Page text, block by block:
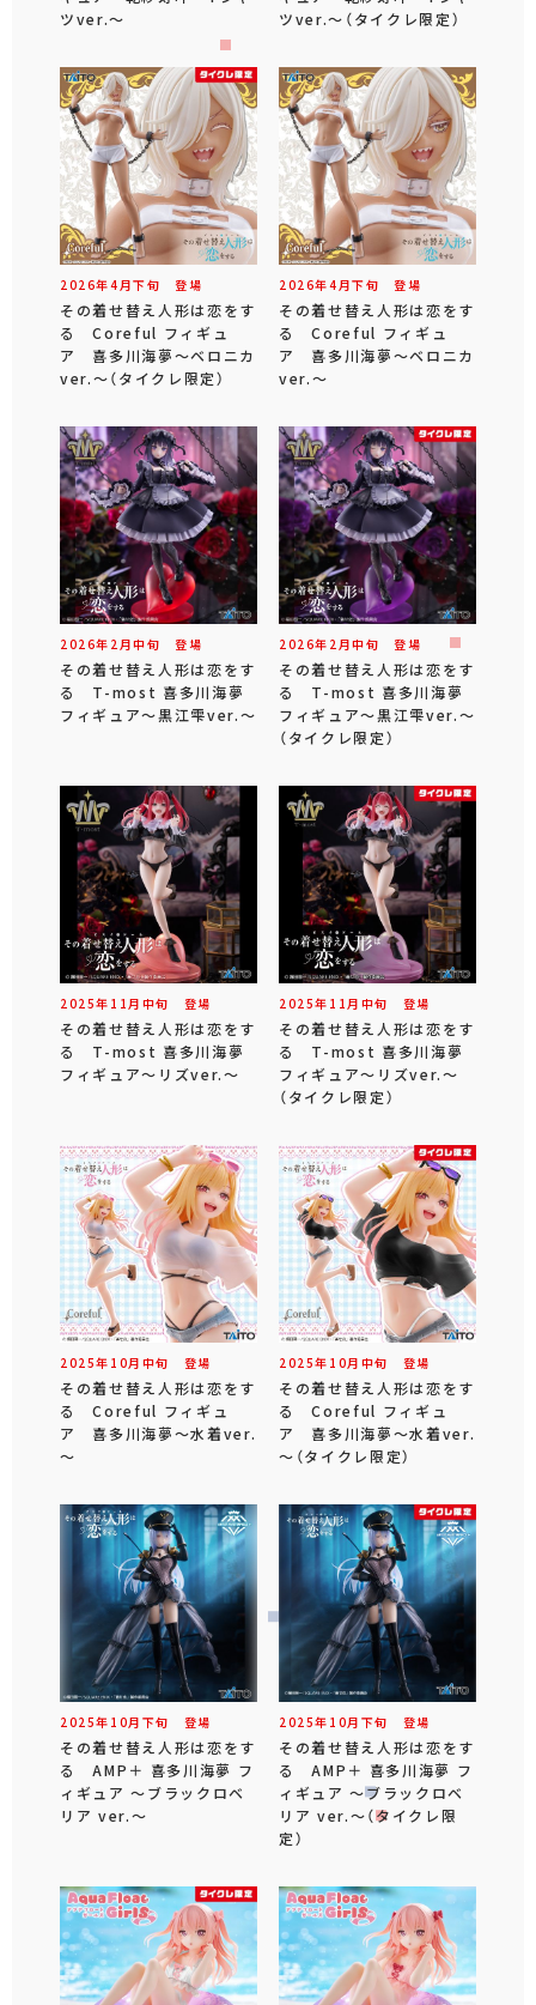
ツver.～
ツver.～（タイクレ限定）
2026年4 月下旬 登場
その着せ替え人形は恋をす
る Coreful フィギュ
ア 喜多川海夢～ベロニカ
ver.～（タイクレ限定）
2026年4 月下旬 登場
その着せ替え人形は恋をす
る Coreful フィギュ
ア 喜多川海夢～ベロニカ
ver.～
2026年 2 月中旬 登場
その着せ替え人形は恋をす
る T-most 喜多川海夢
フィギュア～黒江雫ver.～
2026年 2 月中旬 登場
その着せ替え人形は恋をす
る T-most 喜多川海夢
フィギュア～黒江雫ver.～
（タイクレ限定）
2025年 11 月 中旬 登場
その着せ替え人形は恋をす
る T-most 喜多川海夢
フィギュア～リズver.～
2025年 11 月 中旬 登場
その着せ替え人形は恋をす
る T-most 喜多川海夢
フィギュア～リズver.～
（タイクレ限定）
2025年 10月 中旬 登場
その着せ替え人形は恋をす
る Coreful フィギュ
ア 喜多川海夢～水着ver.
～
2025年 10月 中旬 登場
その着せ替え人形は恋をす
る Coreful フィギュ
ア 喜多川海夢～水着ver.
～（タイクレ限定）
2025年 10月 下旬 登場
その着せ替え人形は恋をす
る AMP＋ 喜多川海夢 フ
ィギュア ～ブラックロベ
リア ver.～
2025年 10月 下旬 登場
その着せ替え人形は恋をす
る AMP＋ 喜多川海夢 フ
ィギュア ～ブラックロベ
リア ver.～（タイクレ限
定）